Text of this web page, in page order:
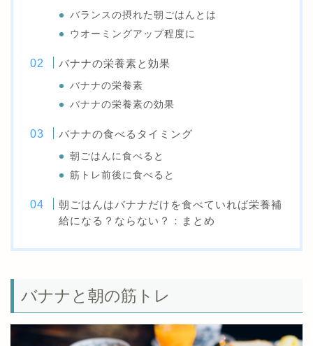
バランスの摂れた朝ごはんとは
ウオーミングアップ程度に
バナナの栄養素と効果
バナナの栄養素
バナナの栄養素の効果
バナナの食べるタイミング
朝ごはんに食べると
筋トレ前後に食べると
朝ごはんはバナナだけを食べていれば栄養補
給になる？ならない？：まとめ
バナナと朝の筋トレ